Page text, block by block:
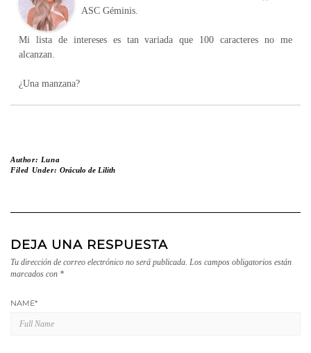
ASC Géminis.
Mi lista de intereses es tan variada que 100 caracteres no me
alcanzan.
¿Una manzana?
Author: Luna
Filed Under: Oráculo de Lilith
DEJA UNA RESPUESTA
Tu dirección de correo electrónico no será publicada. Los campos obligatorios están
marcados con *
NAME*